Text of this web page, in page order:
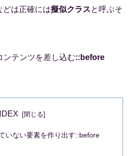
どは正確には擬似クラスと呼ぶそ
ンテンツを差し込む::before
いない要素を作り出す::before